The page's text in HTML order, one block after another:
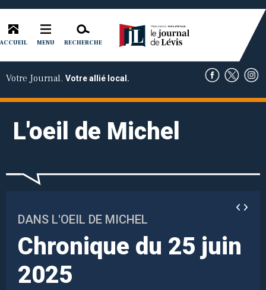
ACCUEIL MENU RECHERCHE
Votre Journal. Votre allié local.
L'oeil de Michel
DANS L'OEIL DE MICHEL
Chronique du 25 juin
2025